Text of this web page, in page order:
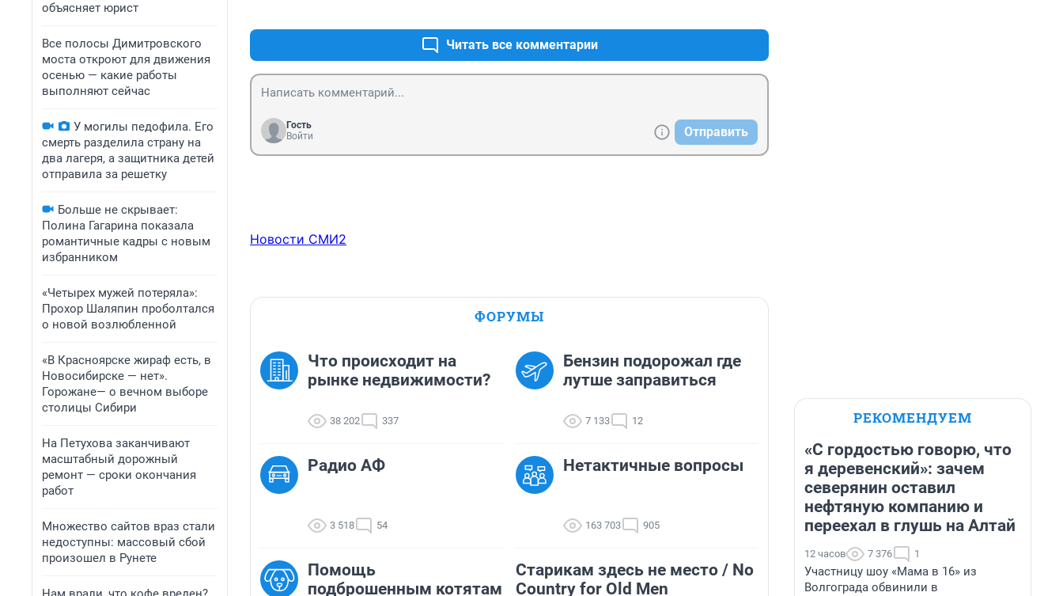
объясняет юрист
Все полосы Димитровского
моста откроют для движения
осенью — какие работы
выполняют сейчас
У могилы педофила. Его
смерть разделила страну на
два лагеря, а защитника детей
отправила за решетку
Больше не скрывает:
Полина Гагарина показала
романтичные кадры с новым
избранником
«Четырех мужей потеряла»:
Прохор Шаляпин проболтался
о новой возлюбленной
«В Красноярске жираф есть, в
Новосибирске — нет».
Горожане— о вечном выборе
столицы Сибири
На Петухова заканчивают
масштабный дорожный
ремонт — сроки окончания
работ
Множество сайтов враз стали
недоступны: массовый сбой
произошел в Рунете
Читать все комментарии
Гость
Войти
Отправить
Новости СМИ2
ФОРУМЫ
Что происходит на
рынке недвижимости?
38 202 337
Бензин подорожал где
лутше заправиться
7 133 12
Радио АФ
3 518 54
Нетактичные вопросы
163 703 905
Помощь
подброшенным котятам
Старикам здесь не место / No
Country for Old Men
РЕКОМЕНДУЕМ
«С гордостью говорю, что
я деревенский»: зачем
северянин оставил
нефтяную компанию и
переехал в глушь на Алтай
12 часов 7 376 1
Участницу шоу «Мама в 16» из
Волгограда обвинили в